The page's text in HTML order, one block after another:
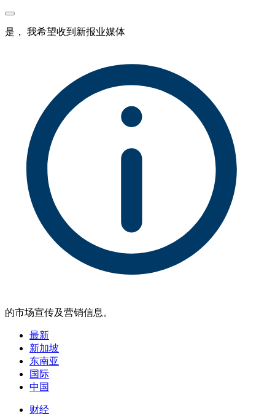
是， 我希望收到新报业媒体
的市场宣传及营销信息。
最新
新加坡
东南亚
国际
中国
财经